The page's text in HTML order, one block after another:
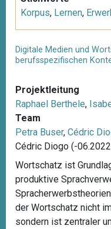
Korpus, Lernen,
Digitale Medien und
berufsspezifischen
Projektleitung
Raphael Berthele,
Team
Petra Buser, Cédric
Cédric Diogo (-
Wortschatz ist
produktive
der Wortschatz nicht
sondern ist zentraler